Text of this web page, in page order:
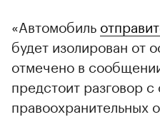
«Автомобиль
будет изолирован от
отмечено в
предстоит разговор
правоохранительных